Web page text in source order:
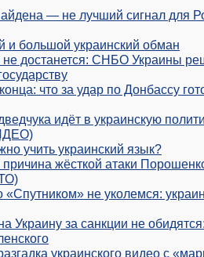
— не лучший сигнал для
и большой украинский обман
не достанется: СНБО Украины
что за удар по Донбассу
идёт в украинскую
учить украинский язык?
причина жёсткой атаки
не уколемся:
Украину за санкции не
украинского видео с